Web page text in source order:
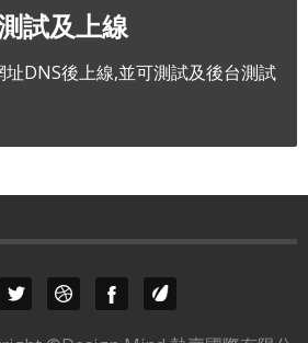
試及上線
DNS後上線,並可測試及後台測試